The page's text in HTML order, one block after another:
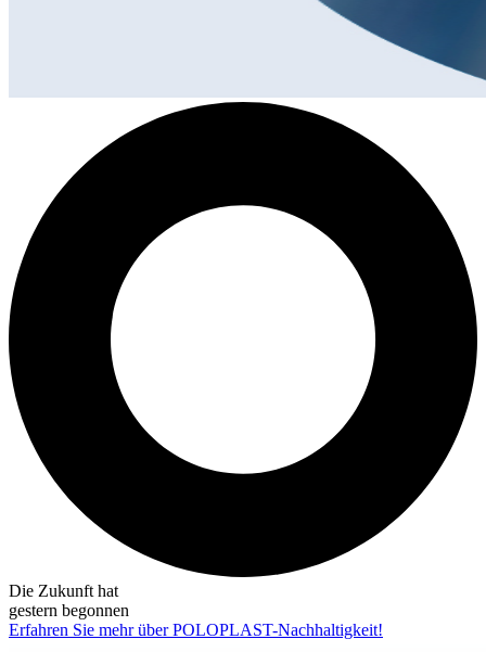
Die Zukunft hat
gestern begonnen
Erfahren Sie mehr über POLOPLAST-Nachhaltigkeit!